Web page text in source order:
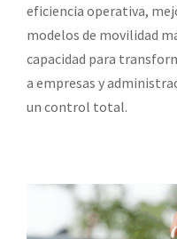
eficiencia operativa,
modelos de movilidad
capacidad para
a empresas y
un control total.